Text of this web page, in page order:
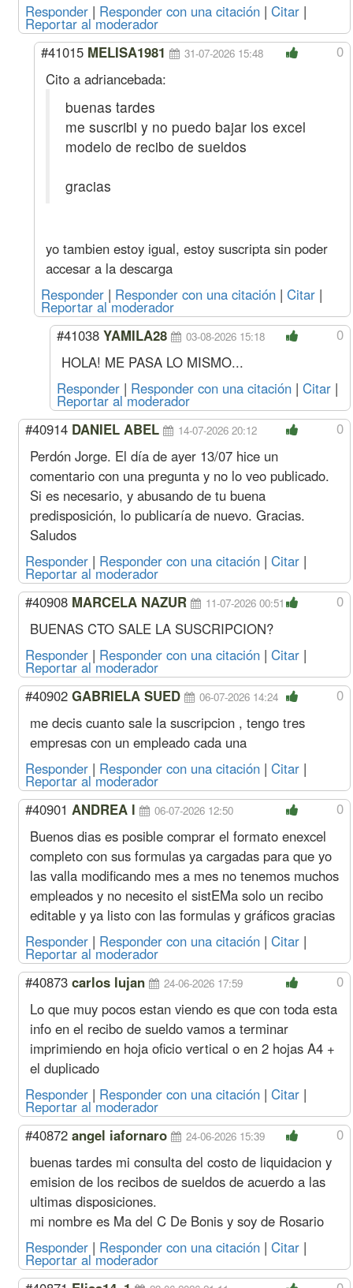
Responder | Responder con una citación | Citar |
Reportar al moderador
0
#41015 MELISA1981 31-07-2026 15:48
Cito a adriancebada:
buenas tardes
me suscribi y no puedo bajar los excel
modelo de recibo de sueldos
gracias
yo tambien estoy igual, estoy suscripta sin poder
accesar a la descarga
Responder | Responder con una citación | Citar |
Reportar al moderador
0
#41038 YAMILA28 03-08-2026 15:18
HOLA! ME PASA LO MISMO...
Responder | Responder con una citación | Citar |
Reportar al moderador
0
#40914 DANIEL ABEL 14-07-2026 20:12
Perdón Jorge. El día de ayer 13/07 hice un
comentario con una pregunta y no lo veo publicado.
Si es necesario, y abusando de tu buena
predisposición, lo publicaría de nuevo. Gracias.
Saludos
Responder | Responder con una citación | Citar |
Reportar al moderador
0
#40908 MARCELA NAZUR 11-07-2026 00:51
BUENAS CTO SALE LA SUSCRIPCION?
Responder | Responder con una citación | Citar |
Reportar al moderador
0
#40902 GABRIELA SUED 06-07-2026 14:24
me decis cuanto sale la suscripcion , tengo tres
empresas con un empleado cada una
Responder | Responder con una citación | Citar |
Reportar al moderador
0
#40901 ANDREA l 06-07-2026 12:50
Buenos dias es posible comprar el formato enexcel
completo con sus formulas ya cargadas para que yo
las valla modificando mes a mes no tenemos muchos
empleados y no necesito el sistEMa solo un recibo
editable y ya listo con las formulas y gráficos gracias
Responder | Responder con una citación | Citar |
Reportar al moderador
0
#40873 carlos lujan 24-06-2026 17:59
Lo que muy pocos estan viendo es que con toda esta
info en el recibo de sueldo vamos a terminar
imprimiendo en hoja oficio vertical o en 2 hojas A4 +
el duplicado
Responder | Responder con una citación | Citar |
Reportar al moderador
0
#40872 angel iafornaro 24-06-2026 15:39
buenas tardes mi consulta del costo de liquidacion y
emision de los recibos de sueldos de acuerdo a las
ultimas disposiciones.
mi nombre es Ma del C De Bonis y soy de Rosario
Responder | Responder con una citación | Citar |
Reportar al moderador